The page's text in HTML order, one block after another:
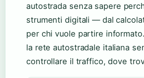
autostrada senza sapere
strumenti digitali — dal
per chi vuole partire
la rete autostradale italiana
controllare il traffico, dove